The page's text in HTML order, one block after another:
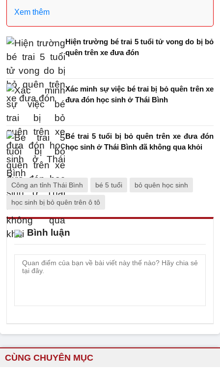
Xem thêm
Hiện trường bé trai 5 tuổi tử vong do bị bỏ
quên trên xe đưa đón
Xác minh sự việc bé trai bị bỏ quên trên xe
đưa đón học sinh ở Thái Bình
Bé trai 5 tuổi bị bỏ quên trên xe đưa đón
học sinh ở Thái Bình đã không qua khỏi
Công an tỉnh Thái Bình bé 5 tuổi bỏ quên học sinh
học sinh bị bỏ quên trên ô tô
Bình luận
CÙNG CHUYÊN MỤC